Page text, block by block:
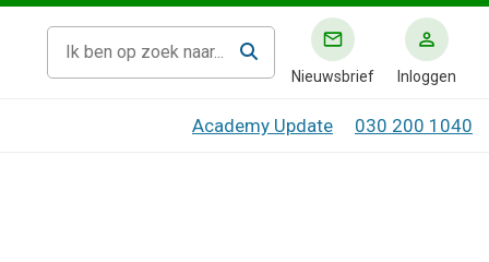
Nieuwsbrief Inloggen
Academy Update 030 200 1040